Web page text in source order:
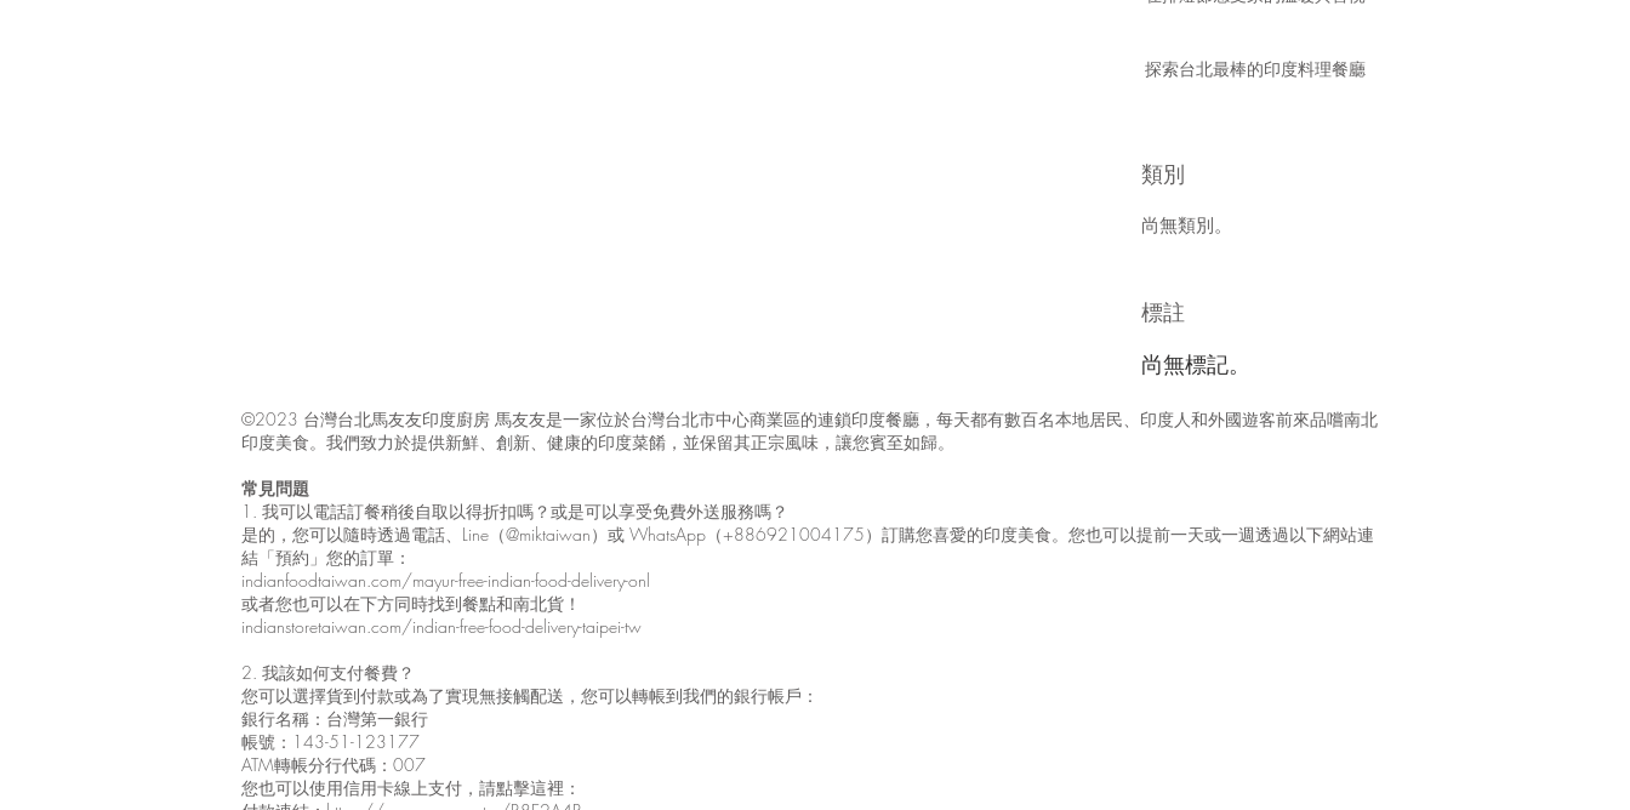
探索台北最棒的印度料理餐廳
類別
尚無類別。
標註
尚無標記。
©2023 台灣台北馬友友印度廚房 馬友友是一家位於台灣台北市中心商業區的連鎖印度餐廳，每天都有數百名本地居民、印度人和外國遊客前來品嚐南北
印度美食。我們致力於提供新鮮、創新、健康的印度菜餚，並保留其正宗風味，讓您賓至如歸。
常見問題
1. 我可以電話訂餐稍後自取以得折扣嗎？或是可以享受免費外送服務嗎？
是的，您可以隨時透過電話、Line（@miktaiwan）或 WhatsApp（+886921004175）訂購您喜愛的印度美食。您也可以提前一天或一週透過以下網站連
結「預約」您的訂單：
indianfoodtaiwan.com/mayur-free-indian-food-delivery-onl
或者您也可以在下方同時找到餐點和南北貨！
indianstoretaiwan.com/indian-free-food-delivery-taipei-tw
2. 我該如何支付餐費？
您可以選擇貨到付款或為了實現無接觸配送，您可以轉帳到我們的銀行帳戶：
銀行名稱：台灣第一銀行
帳號：143-51-123177
ATM轉帳分行代碼：007
您也可以使用信用卡線上支付，請點擊這裡：